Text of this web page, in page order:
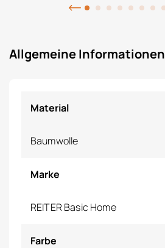
Allgemeine Informationen
Material
Baumwolle
Marke
REITER Basic Home
Farbe